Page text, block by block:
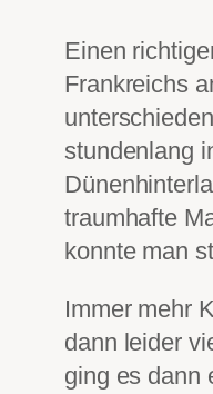
Einen
Frankreichs
stundenlang
traumhafte
konnte man
Immer mehr
dann leider
ging es dann